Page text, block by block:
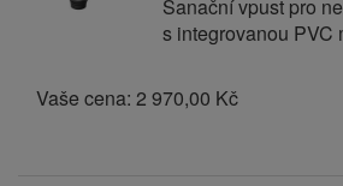
Sanační vpust pro
s integrovanou PVC
Vaše cena: 2 970,00 Kč